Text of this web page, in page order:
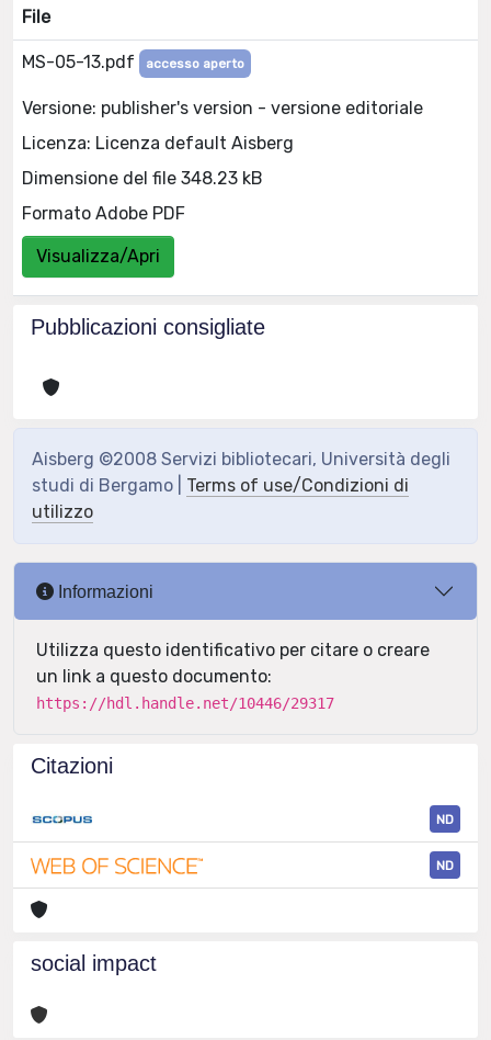
File
MS-05-13.pdf accesso aperto
Versione: publisher's version - versione editoriale
Licenza: Licenza default Aisberg
Dimensione del file 348.23 kB
Formato Adobe PDF
Visualizza/Apri
Pubblicazioni consigliate
Aisberg ©2008 Servizi bibliotecari, Università degli
studi di Bergamo | Terms of use/Condizioni di
utilizzo
Informazioni
Utilizza questo identificativo per citare o creare
un link a questo documento:
https://hdl.handle.net/10446/29317
Citazioni
ND
ND
social impact